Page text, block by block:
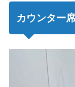
カウンター